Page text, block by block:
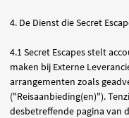
4. De Dienst die Secret
4.1 Secret Escapes stelt
maken bij Externe
arrangementen zoals
("Reisaanbieding(en)").
desbetreffende pagina van